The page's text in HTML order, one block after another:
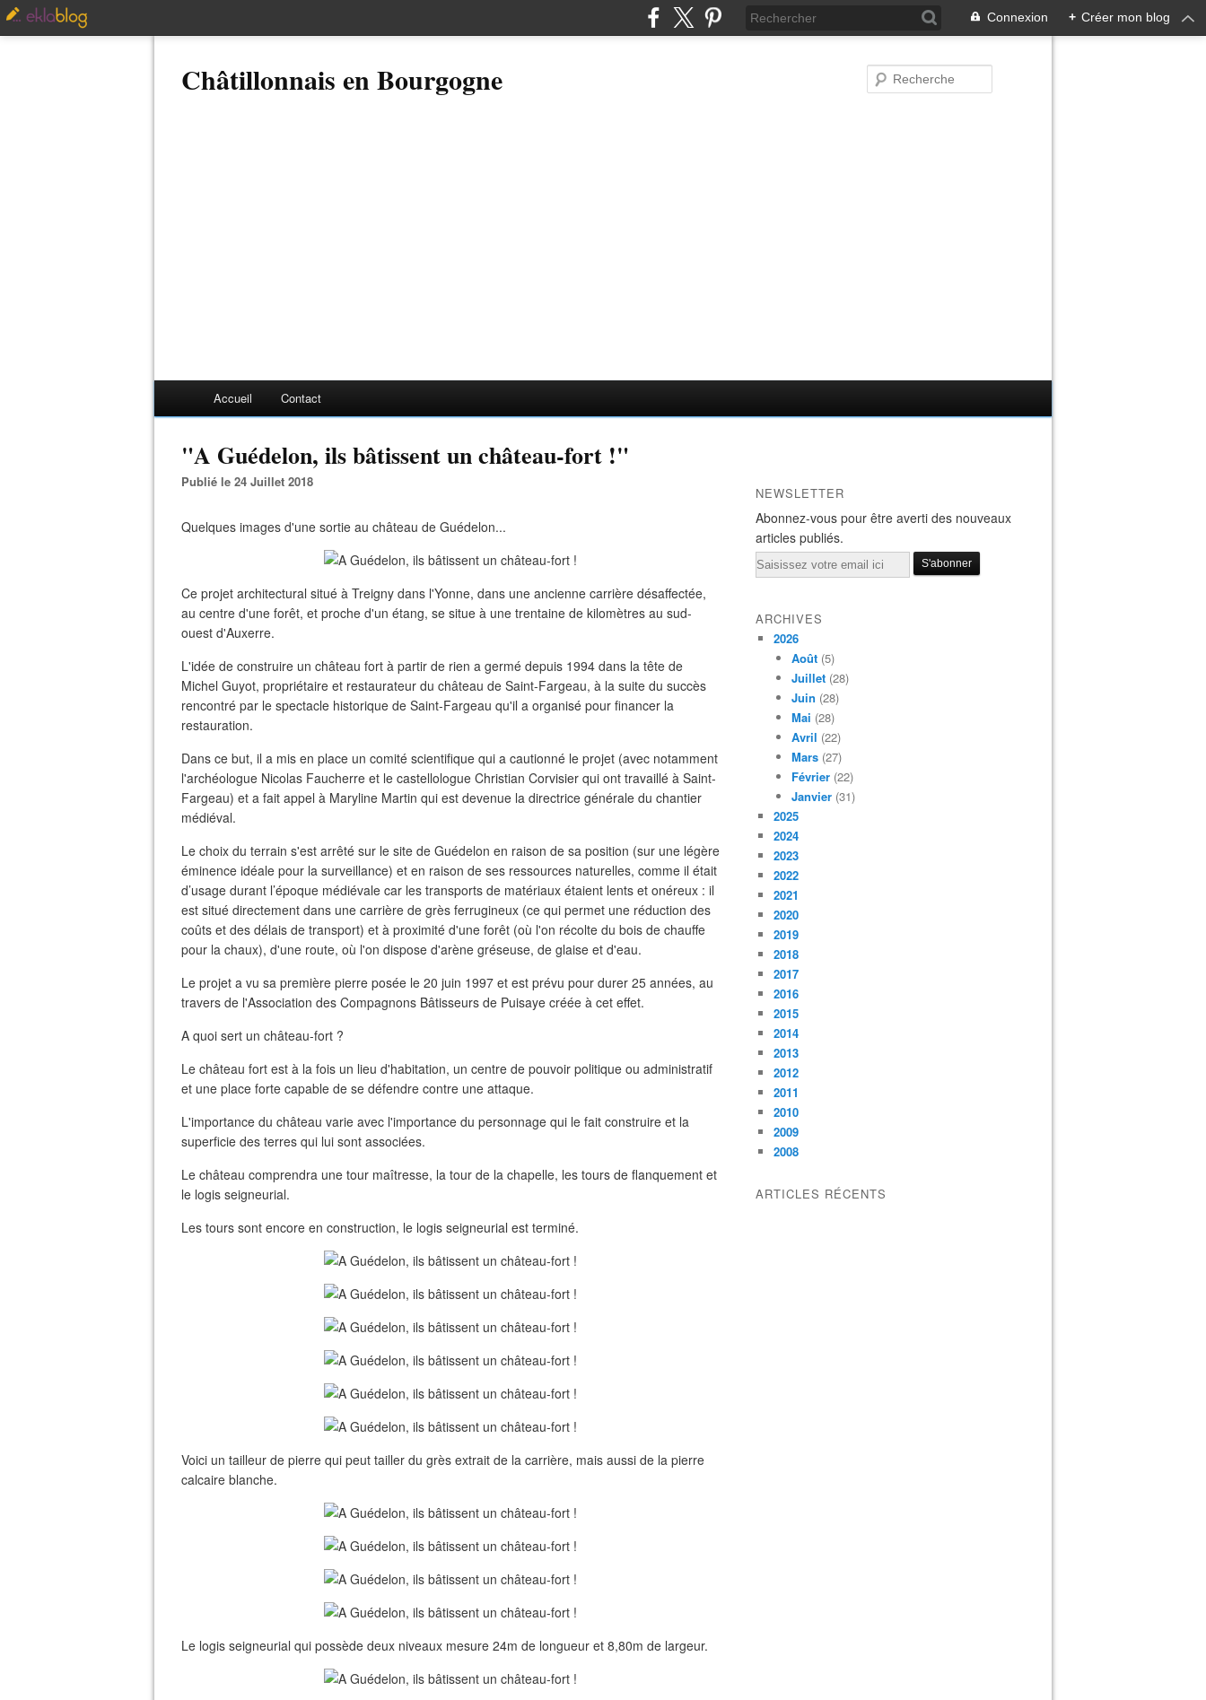
Connexion + Créer mon blog
Châtillonnais en Bourgogne
Accueil Contact
"A Guédelon, ils bâtissent un château-fort !"
Publié le 24 Juillet 2018
Quelques images d'une sortie au château de Guédelon...
Ce projet architectural situé à Treigny dans l'Yonne, dans une ancienne carrière désaffectée,
au centre d'une forêt, et proche d'un étang, se situe à une trentaine de kilomètres au sud-
ouest d'Auxerre.
L'idée de construire un château fort à partir de rien a germé depuis 1994 dans la tête de
Michel Guyot, propriétaire et restaurateur du château de Saint-Fargeau, à la suite du succès
rencontré par le spectacle historique de Saint-Fargeau qu'il a organisé pour financer la
restauration.
Dans ce but, il a mis en place un comité scientifique qui a cautionné le projet (avec notamment
l'archéologue Nicolas Faucherre et le castellologue Christian Corvisier qui ont travaillé à Saint-
Fargeau) et a fait appel à Maryline Martin qui est devenue la directrice générale du chantier
médiéval.
Le choix du terrain s'est arrêté sur le site de Guédelon en raison de sa position (sur une légère
éminence idéale pour la surveillance) et en raison de ses ressources naturelles, comme il était
d’usage durant l’époque médiévale car les transports de matériaux étaient lents et onéreux : il
est situé directement dans une carrière de grès ferrugineux (ce qui permet une réduction des
coûts et des délais de transport) et à proximité d'une forêt (où l'on récolte du bois de chauffe
pour la chaux), d'une route, où l'on dispose d'arène gréseuse, de glaise et d'eau.
Le projet a vu sa première pierre posée le 20 juin 1997 et est prévu pour durer 25 années, au
travers de l'Association des Compagnons Bâtisseurs de Puisaye créée à cet effet.
A quoi sert un château-fort ?
Le château fort est à la fois un lieu d'habitation, un centre de pouvoir politique ou administratif
et une place forte capable de se défendre contre une attaque.
L'importance du château varie avec l'importance du personnage qui le fait construire et la
superficie des terres qui lui sont associées.
Le château comprendra une tour maîtresse, la tour de la chapelle, les tours de flanquement et
le logis seigneurial.
Les tours sont encore en construction, le logis seigneurial est terminé.
Voici un tailleur de pierre qui peut tailler du grès extrait de la carrière, mais aussi de la pierre
calcaire blanche.
Le logis seigneurial qui possède deux niveaux mesure 24m de longueur et 8,80m de largeur.
NEWSLETTER
Abonnez-vous pour être averti des nouveaux
articles publiés.
Email
ARCHIVES
2026
Août (5)
Juillet (28)
Juin (28)
Mai (28)
Avril (22)
Mars (27)
Février (22)
Janvier (31)
2025
2024
2023
2022
2021
2020
2019
2018
2017
2016
2015
2014
2013
2012
2011
2010
2009
2008
ARTICLES RÉCENTS